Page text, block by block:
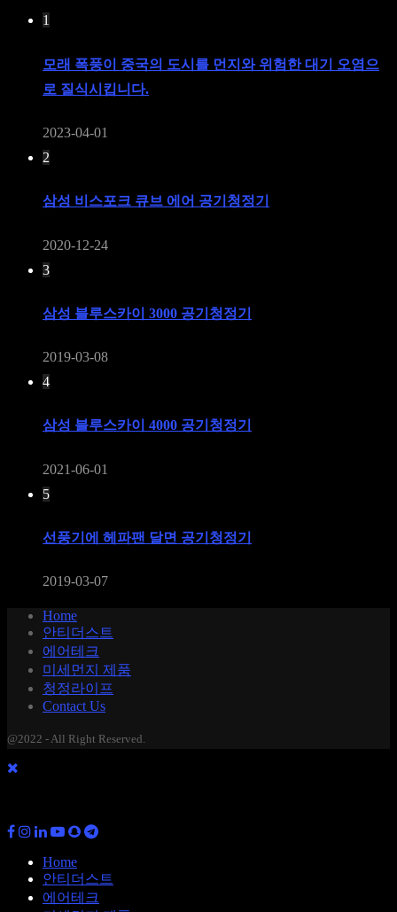
1
모래 폭풍이 중국의 도시를 먼지와 위험한 대기 오염으
로 질식시킵니다.
2023-04-01
2
삼성 비스포크 큐브 에어 공기청정기
2020-12-24
3
삼성 블루스카이 3000 공기청정기
2019-03-08
4
삼성 블루스카이 4000 공기청정기
2021-06-01
5
선풍기에 헤파팬 달면 공기청정기
2019-03-07
Home
안티더스트
에어테크
미세먼지 제품
청정라이프
Contact Us
@2022 - All Right Reserved.
Home
안티더스트
에어테크